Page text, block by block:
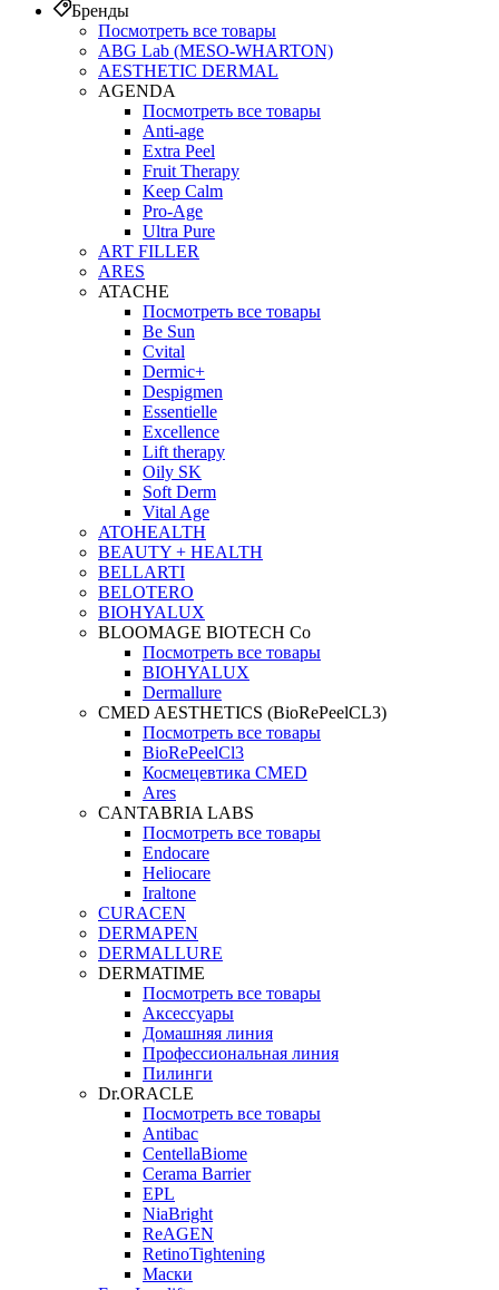
Бренды
Посмотреть все товары
ABG Lab (MESO-WHARTON)
AESTHETIC DERMAL
AGENDA
Посмотреть все товары
Anti-age
Extra Peel
Fruit Therapy
Keep Calm
Pro‑Age
Ultra Pure
ART FILLER
ARES
ATACHE
Посмотреть все товары
Be Sun
Cvital
Dermic+
Despigmen
Essentielle
Excellence
Lift therapy
Oily SK
Soft Derm
Vital Age
ATOHEALTH
BEAUTY + HEALTH
BELLARTI
BELOTERO
BIOHYALUX
BLOOMAGE BIOTECH Co
Посмотреть все товары
BIOHYALUX
Dermallure
CMED AESTHETICS (BioRePeelCL3)
Посмотреть все товары
BioRePeelCl3
Космецевтика CMED
Ares
CANTABRIA LABS
Посмотреть все товары
Endocare
Heliocare
Iraltone
CURACEN
DERMAPEN
DERMALLURE
DERMATIME
Посмотреть все товары
Аксессуары
Домашняя линия
Профессиональная линия
Пилинги
Dr.ORACLE
Посмотреть все товары
Antibac
CentellaBiome
Cerama Barrier
EPL
NiaBright
ReAGEN
RetinoTightening
Маски